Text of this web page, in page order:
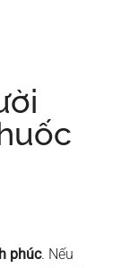
phúc. Nếu